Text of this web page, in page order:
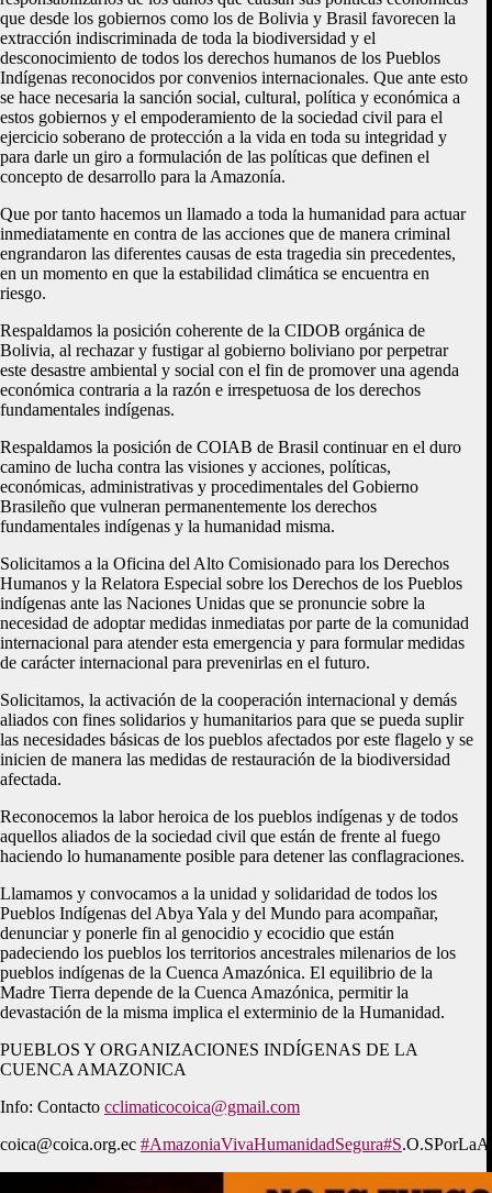
que desde los gobiernos como los de Bolivia y Brasil favorecen la
extracción indiscriminada de toda la biodiversidad y el
desconocimiento de todos los derechos humanos de los Pueblos
Indígenas reconocidos por convenios internacionales. Que ante esto
se hace necesaria la sanción social, cultural, política y económica a
estos gobiernos y el empoderamiento de la sociedad civil para el
ejercicio soberano de protección a la vida en toda su integridad y
para darle un giro a formulación de las políticas que definen el
concepto de desarrollo para la Amazonía.
Que por tanto hacemos un llamado a toda la humanidad para actuar
inmediatamente en contra de las acciones que de manera criminal
engrandaron las diferentes causas de esta tragedia sin precedentes,
en un momento en que la estabilidad climática se encuentra en
riesgo.
Respaldamos la posición coherente de la CIDOB orgánica de
Bolivia, al rechazar y fustigar al gobierno boliviano por perpetrar
este desastre ambiental y social con el fin de promover una agenda
económica contraria a la razón e irrespetuosa de los derechos
fundamentales indígenas.
Respaldamos la posición de COIAB de Brasil continuar en el duro
camino de lucha contra las visiones y acciones, políticas,
económicas, administrativas y procedimentales del Gobierno
Brasileño que vulneran permanentemente los derechos
fundamentales indígenas y la humanidad misma.
Solicitamos a la Oficina del Alto Comisionado para los Derechos
Humanos y la Relatora Especial sobre los Derechos de los Pueblos
indígenas ante las Naciones Unidas que se pronuncie sobre la
necesidad de adoptar medidas inmediatas por parte de la comunidad
internacional para atender esta emergencia y para formular medidas
de carácter internacional para prevenirlas en el futuro.
Solicitamos, la activación de la cooperación internacional y demás
aliados con fines solidarios y humanitarios para que se pueda suplir
las necesidades básicas de los pueblos afectados por este flagelo y se
inicien de manera las medidas de restauración de la biodiversidad
afectada.
Reconocemos la labor heroica de los pueblos indígenas y de todos
aquellos aliados de la sociedad civil que están de frente al fuego
haciendo lo humanamente posible para detener las conflagraciones.
Llamamos y convocamos a la unidad y solidaridad de todos los
Pueblos Indígenas del Abya Yala y del Mundo para acompañar,
denunciar y ponerle fin al genocidio y ecocidio que están
padeciendo los pueblos los territorios ancestrales milenarios de los
pueblos indígenas de la Cuenca Amazónica. El equilibrio de la
Madre Tierra depende de la Cuenca Amazónica, permitir la
devastación de la misma implica el exterminio de la Humanidad.
PUEBLOS Y ORGANIZACIONES INDÍGENAS DE LA
CUENCA AMAZONICA
Info: Contacto cclimaticocoica@gmail.com
coica@coica.org.ec #AmazoniaVivaHumanidadSegura#S